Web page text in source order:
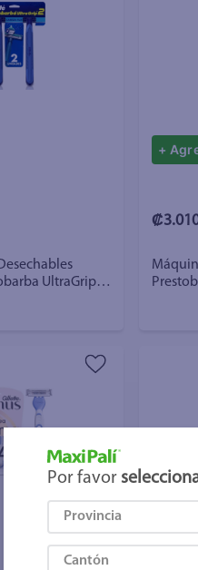
UltraGrip2
+
+
Por favor
Provincia
Cantón